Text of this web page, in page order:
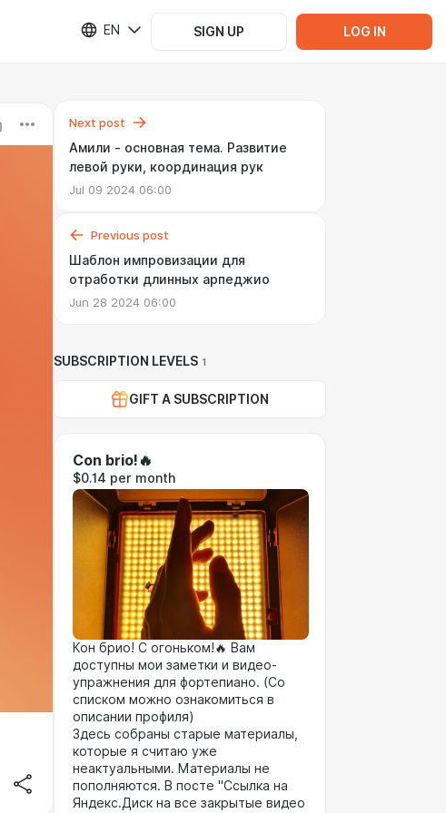
EN SIGN UP LOG IN
Next post
Амили - основная тема. Развитие
левой руки, координация рук
Jul 09 2024 06:00
Previous post
Шаблон импровизации для
отработки длинных арпеджио
Jun 28 2024 06:00
SUBSCRIPTION LEVELS 1
GIFT A SUBSCRIPTION
Con brio!🔥
$0.14 per month
Кон брио! С огоньком!🔥 Вам
доступны мои заметки и видео-
упражнения для фортепиано. (Со
списком можно ознакомиться в
описании профиля)
Здесь собраны старые материалы,
которые я считаю уже
неактуальными. Материалы не
пополняются. В посте "Ссылка на
Яндекс.Диск на все закрытые видео